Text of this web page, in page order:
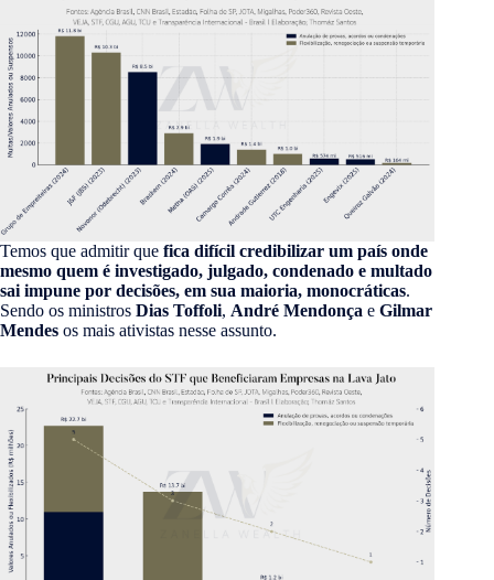
Temos que admitir que fica difícil credibilizar um país onde
mesmo quem é investigado, julgado, condenado e multado
sai impune por decisões, em sua maioria, monocráticas.
Sendo os ministros Dias Toffoli, André Mendonça e Gilmar
Mendes os mais ativistas nesse assunto.